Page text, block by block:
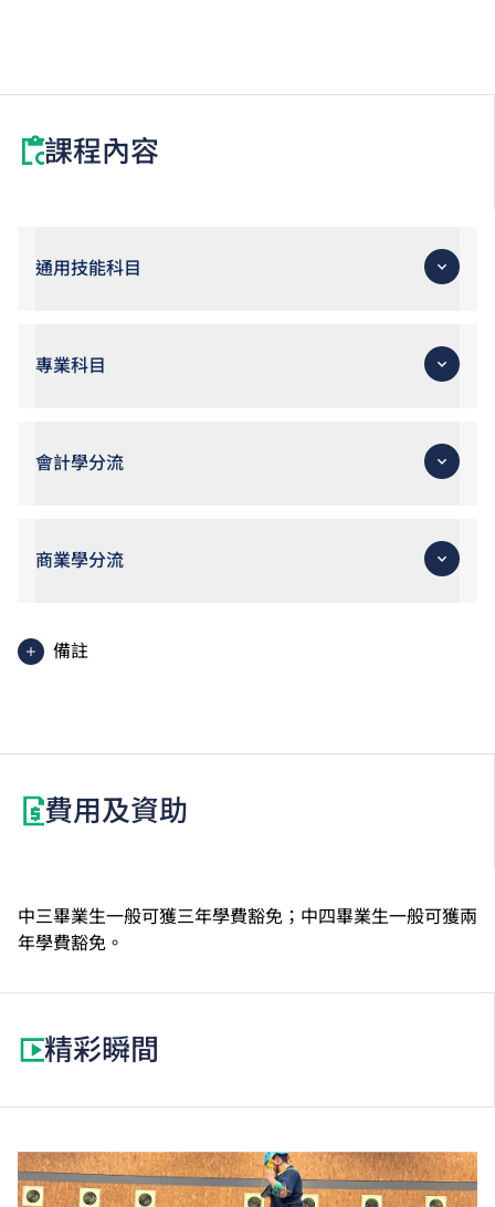
課程內容
通用技能科目
專業科目
會計學分流
商業學分流
備註
科第2級或以上成績的VTC高級文憑課程。修讀此選修
費用及資助
中三畢業生一般可獲三年學費豁免；中四畢業生一般可獲兩
年學費豁免。
精彩瞬間